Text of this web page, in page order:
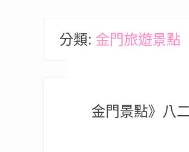
分類: 金門旅遊景點
金門景點》八